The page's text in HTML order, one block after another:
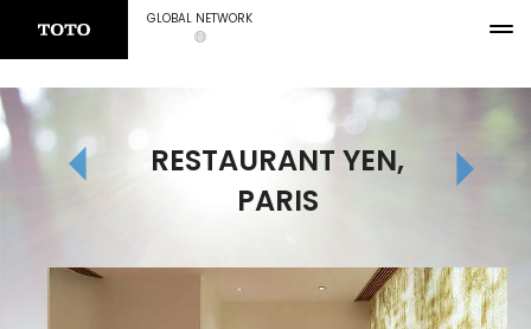
GLOBAL NETWORK
RESTAURANT YEN,
PARIS